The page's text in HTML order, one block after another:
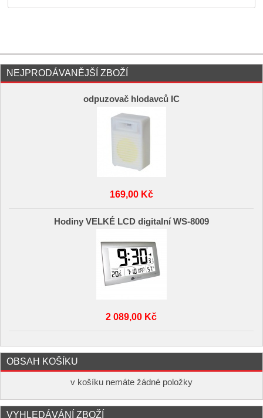
NEJPRODÁVANĚJŠÍ ZBOŽÍ
odpuzovač hlodavců IC
169,00 Kč
Hodiny VELKÉ LCD digitalní WS-8009
2 089,00 Kč
OBSAH KOŠÍKU
v košíku nemáte žádné položky
VYHLEDÁVÁNÍ ZBOŽÍ